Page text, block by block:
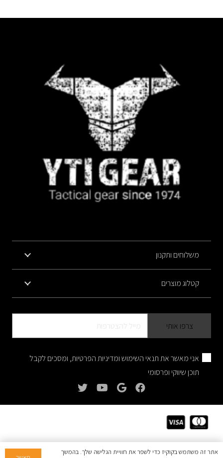
משלוחים ותקנון
קטלוג מוצרים
אני מאשר את תנאי השימוש ומדיניות הפרטיות, ומסכים לקבל
תוכן שיווקי ופרסומי
All rights reserved. | Powered by WEB2
אתר זה משתמש בקוקיז כדי לשפר את חוויית הגלישה שלך. בהמשך